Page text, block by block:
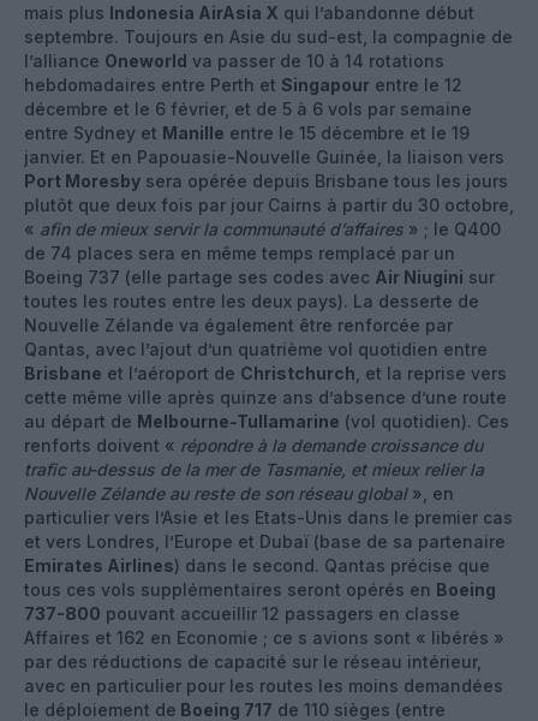
mais plus Indonesia AirAsia X qui l’abandonne début
septembre. Toujours en Asie du sud-est, la compagnie de
l’alliance Oneworld va passer de 10 à 14 rotations
hebdomadaires entre Perth et Singapour entre le 12
décembre et le 6 février, et de 5 à 6 vols par semaine
entre Sydney et Manille entre le 15 décembre et le 19
janvier. Et en Papouasie-Nouvelle Guinée, la liaison vers
Port Moresby sera opérée depuis Brisbane tous les jours
plutôt que deux fois par jour Cairns à partir du 30 octobre,
« afin de mieux servir la communauté d’affaires » ; le Q400
de 74 places sera en même temps remplacé par un
Boeing 737 (elle partage ses codes avec Air Niugini sur
toutes les routes entre les deux pays). La desserte de
Nouvelle Zélande va également être renforcée par
Qantas, avec l’ajout d’un quatrième vol quotidien entre
Brisbane et l’aéroport de Christchurch , et la reprise vers
cette même ville après quinze ans d’absence d’une route
au départ de Melbourne-Tullamarine (vol quotidien). Ces
renforts doivent « répondre à la demande croissance du
trafic au-dessus de la mer de Tasmanie, et mieux relier la
Nouvelle Zélande au reste de son réseau global», en
particulier vers l’Asie et les Etats-Unis dans le premier cas
et vers Londres, l’Europe et Dubaï (base de sa partenaire
Emirates Airlines) dans le second. Qantas précise que
tous ces vols supplémentaires seront opérés en Boeing
737-800 pouvant accueillir 12 passagers en classe
Affaires et 162 en Economie ; ce s avions sont « libérés »
par des réductions de capacité sur le réseau intérieur,
avec en particulier pour les routes les moins demandées
le déploiement de Boeing 717 de 110 sièges (entre